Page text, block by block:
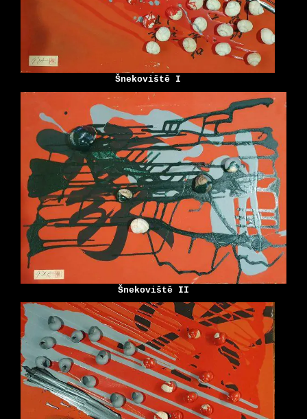
Šnekoviště I
Šnekoviště II